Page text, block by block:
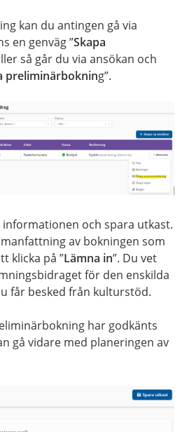
kan du antingen gå via
en genväg ”Skapa
så går du via ansökan och
preliminärbokning”.
informationen och spara utkast.
av bokningen som
klicka på ”Lämna in”. Du vet
för den enskilda
får besked från kulturstöd.
har godkänts
gå vidare med planeringen av